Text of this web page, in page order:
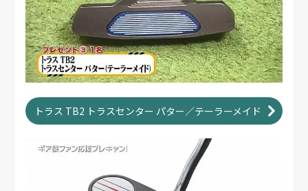
トラス TB2 トラスセンター パター／テーラーメイド